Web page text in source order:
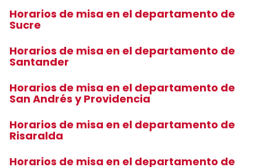
Horarios de misa en el departamento de
Sucre
Horarios de misa en el departamento de
Santander
Horarios de misa en el departamento de
San Andrés y Providencia
Horarios de misa en el departamento de
Risaralda
Horarios de misa en el departamento de